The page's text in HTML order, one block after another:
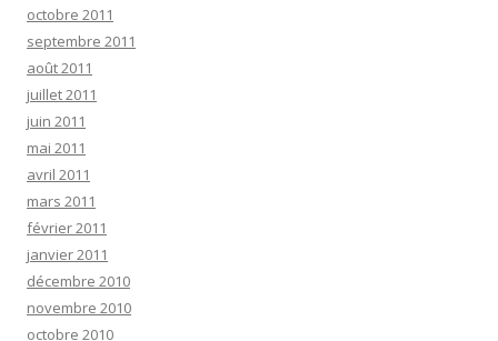
octobre 2011
septembre 2011
août 2011
juillet 2011
juin 2011
mai 2011
avril 2011
mars 2011
février 2011
janvier 2011
décembre 2010
novembre 2010
octobre 2010